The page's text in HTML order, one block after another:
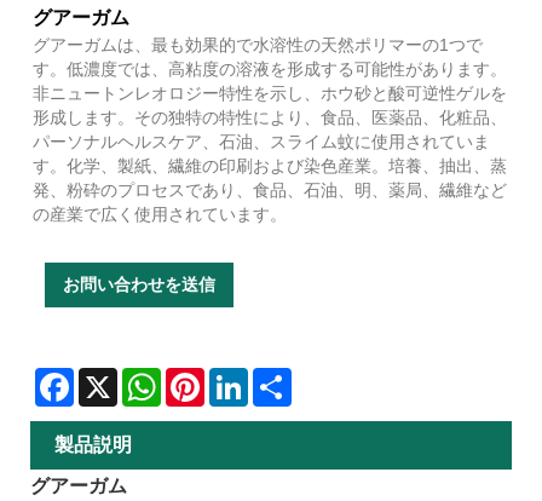
グアーガム
グアーガムは、最も効果的で水溶性の天然ポリマーの1つで
す。低濃度では、高粘度の溶液を形成する可能性があります。
非ニュートンレオロジー特性を示し、ホウ砂と酸可逆性ゲルを
形成します。その独特の特性により、食品、医薬品、化粧品、
パーソナルヘルスケア、石油、スライム蚊に使用されていま
す。化学、製紙、繊維の印刷および染色産業。培養、抽出、蒸
発、粉砕のプロセスであり、食品、石油、明、薬局、繊維など
の産業で広く使用されています。
お問い合わせを送信
Facebook
X WhatsAppPinterestLinkedIn
製品説明
グアーガム